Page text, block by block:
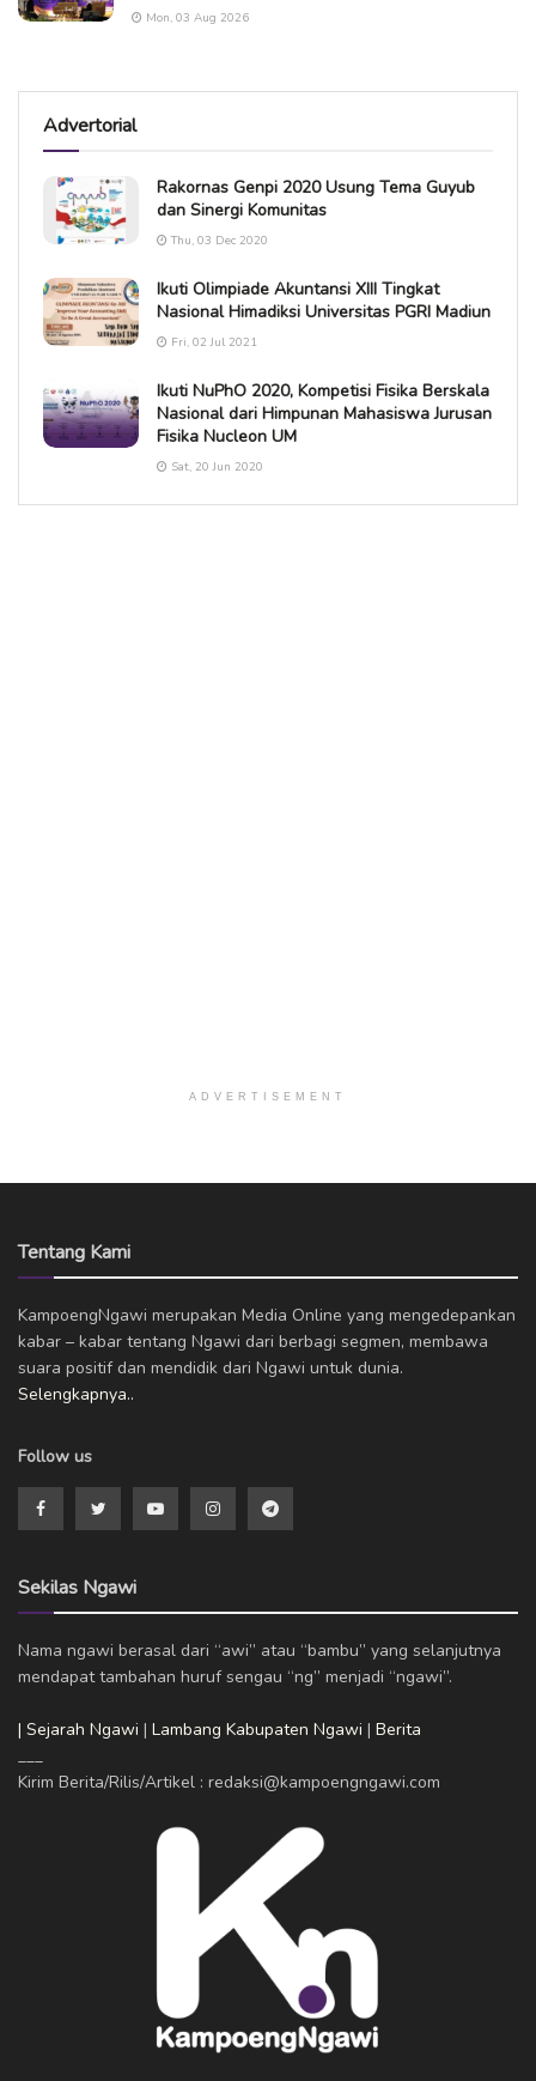
Mon, 03 Aug 2026
Advertorial
Rakornas Genpi 2020 Usung Tema Guyub
dan Sinergi Komunitas
Thu, 03 Dec 2020
Ikuti Olimpiade Akuntansi XIII Tingkat
Nasional Himadiksi Universitas PGRI Madiun
Fri, 02 Jul 2021
Ikuti NuPhO 2020, Kompetisi Fisika Berskala
Nasional dari Himpunan Mahasiswa Jurusan
Fisika Nucleon UM
Sat, 20 Jun 2020
ADVERTISEMENT
Tentang Kami
KampoengNgawi merupakan Media Online yang mengedepankan
kabar – kabar tentang Ngawi dari berbagi segmen, membawa
suara positif dan mendidik dari Ngawi untuk dunia.
Selengkapnya..
Follow us
Sekilas Ngawi
Nama ngawi berasal dari “awi” atau “bambu” yang selanjutnya
mendapat tambahan huruf sengau “ng” menjadi “ngawi”.
| Sejarah Ngawi | Lambang Kabupaten Ngawi | Berita
Kirim Berita/Rilis/Artikel : redaksi@kampoengngawi.com